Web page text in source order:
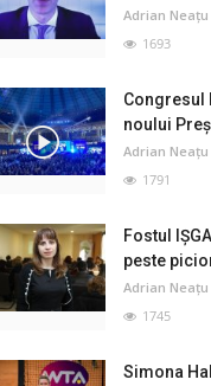
Adrian Neațu
1693
Congresul
noului
Adrian Neațu
1791
Fostul
peste
Adrian Neațu
1745
Simona